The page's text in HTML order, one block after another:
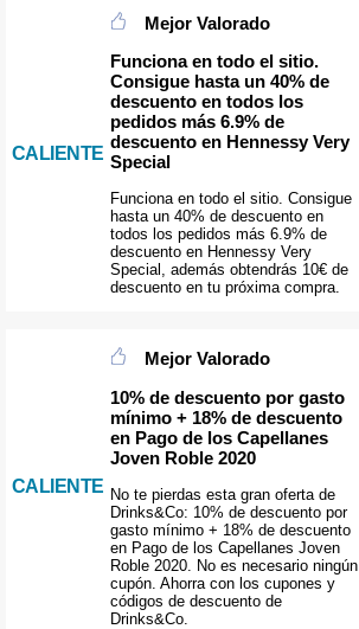
CALIENTE
Mejor Valorado
Funciona en todo el sitio.
Consigue hasta un 40% de
descuento en todos los
pedidos más 6.9% de
descuento en Hennessy Very
Special
Funciona en todo el sitio. Consigue
hasta un 40% de descuento en
todos los pedidos más 6.9% de
descuento en Hennessy Very
Special, además obtendrás 10€ de
descuento en tu próxima compra.
CALIENTE
Mejor Valorado
10% de descuento por gasto
mínimo + 18% de descuento
en Pago de los Capellanes
Joven Roble 2020
No te pierdas esta gran oferta de
Drinks&Co: 10% de descuento por
gasto mínimo + 18% de descuento
en Pago de los Capellanes Joven
Roble 2020. No es necesario ningún
cupón. Ahorra con los cupones y
códigos de descuento de
Drinks&Co.